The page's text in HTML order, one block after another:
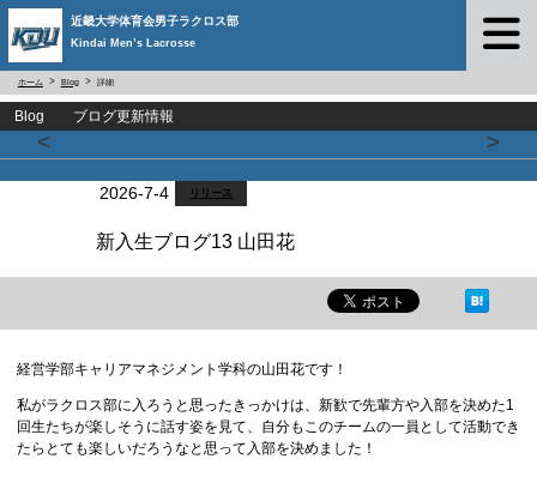
近畿大学体育会男子ラクロス部
Kindai Men’s Lacrosse
ホーム Blog 詳細
Blog ブログ更新情報
< >
2026-7-4 リリース
新入生ブログ13 山田花
経営学部キャリアマネジメント学科の山田花です！
私がラクロス部に入ろうと思ったきっかけは、新歓で先輩方や入部を決めた1
回生たちが楽しそうに話す姿を見て、自分もこのチームの一員として活動でき
たらとても楽しいだろうなと思って入部を決めました！